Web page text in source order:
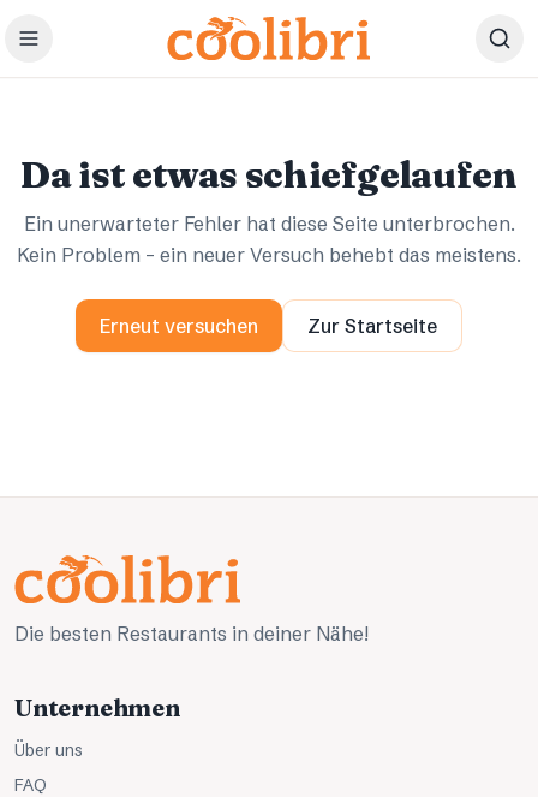
Zum Hauptinhalt springen
Da ist etwas schiefgelaufen
Ein unerwarteter Fehler hat diese Seite unterbrochen.
Kein Problem – ein neuer Versuch behebt das meistens.
Erneut versuchen Zur Startseite
Die besten Restaurants in deiner Nähe!
Unternehmen
Über uns
FAQ